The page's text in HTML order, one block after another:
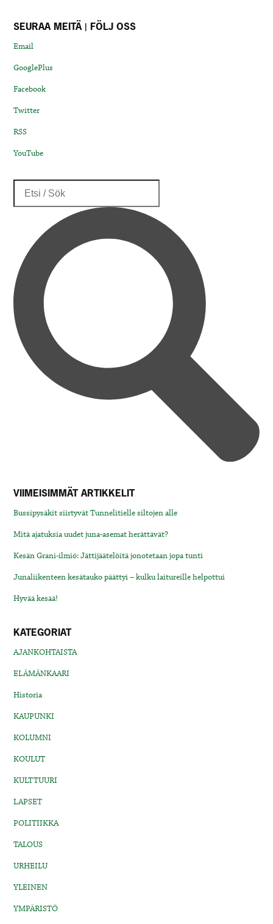
SEURAA MEITÄ | FÖLJ OSS
Email
GooglePlus
Facebook
Twitter
RSS
YouTube
VIIMEISIMMÄT ARTIKKELIT
Bussipysäkit siirtyvät Tunnelitielle siltojen alle
Mitä ajatuksia uudet juna-asemat herättävät?
Kesän Grani-ilmiö: Jättijäätelöitä jonotetaan jopa tunti
Junaliikenteen kesätauko päättyi – kulku laitureille helpottui
Hyvää kesää!
KATEGORIAT
AJANKOHTAISTA
ELÄMÄNKAARI
Historia
KAUPUNKI
KOLUMNI
KOULUT
KULTTUURI
LAPSET
POLITIIKKA
TALOUS
URHEILU
YLEINEN
YMPÄRISTÖ